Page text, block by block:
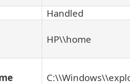
Handled
HP\\home